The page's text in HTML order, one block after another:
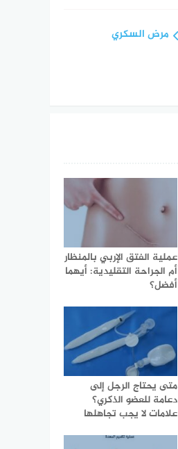
مرض السكري
عملية الفتق الإربي بالمنظار
أم الجراحة التقليدية: أيهما
أفضل؟
متى يحتاج الرجل إلى
دعامة للعضو الذكري؟
علامات لا يجب تجاهلها